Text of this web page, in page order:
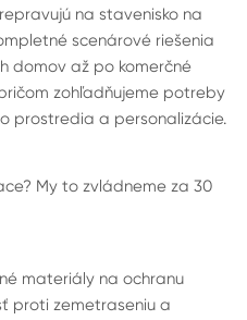
na stavenisko na
scenárové riešenia
domov až po komerčné
zohľadňujeme potreby
prostredia a personalizácie.
My to zvládneme za 30
materiály na ochranu
proti zemetraseniu a